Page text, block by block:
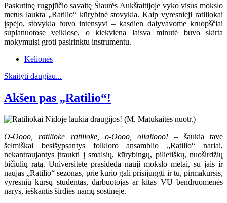
Paskutinę rugpjūčio savaitę Šiaurės Aukštaitijoje vyko visus mokslo
metus laukta „Ratilio“ kūrybinė stovykla. Kaip vyresnieji ratiliokai
įspėjo, stovykla buvo intensyvi – kasdien dalyvavome kruopščiai
suplanuotose veiklose, o kiekviena laisva minutė buvo skirta
mokymuisi groti pasirinktu instrumentu.
Kelionės
Skaityti daugiau...
Akšen pas „Ratilio“!
O-Oooo, ratilioke ratilioke, o-Oooo, olialiooo! – šaukia tave
šelmiškai besišypsantys folkloro ansamblio „Ratilio“ nariai,
nekantraujantys įtraukti į smalsių, kūrybingų, pilietiškų, nuoširdžių
bičiulių ratą. Universitete prasideda nauji mokslo metai, su jais ir
naujas „Ratilio“ sezonas, prie kurio gali prisijungti ir tu, pirmakursis,
vyresnių kursų studentas, darbuotojas ar kitas VU bendruomenės
narys, ieškantis širdies namų sostinėje.